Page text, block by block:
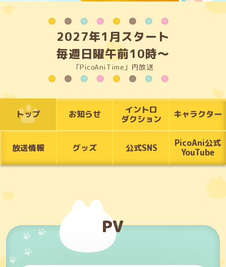
2027年1月スタート
毎週日曜午前10時～
「PicoAniTime」内放送
トップ お知らせ
イントロ
ダクション
キャラクター
放送情報 グッズ 公式SNS
PicoAni公式
YouTube
PV